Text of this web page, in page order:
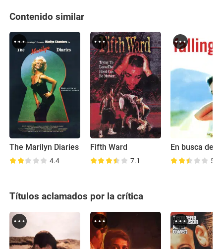
Contenido similar
The Marilyn Diaries
4.4
Fifth Ward
7.1
En busca de
5.8
Títulos aclamados por la crítica